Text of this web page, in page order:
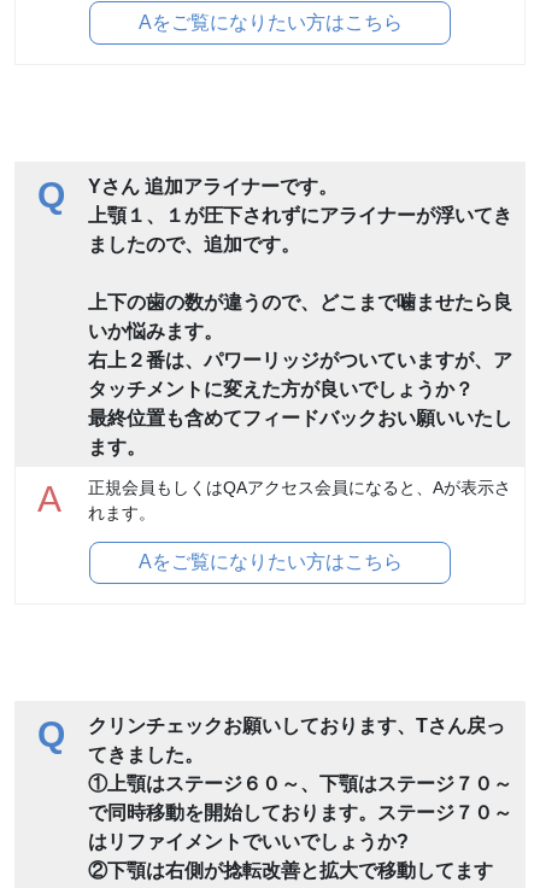
Aをご覧になりたい方はこちら
Q
Yさん 追加アライナーです。
上顎１、１が圧下されずにアライナーが浮いてき
ましたので、追加です。
上下の歯の数が違うので、どこまで噛ませたら良
いか悩みます。
右上２番は、パワーリッジがついていますが、ア
タッチメントに変えた方が良いでしょうか？
最終位置も含めてフィードバックおい願いいたし
ます。
A
正規会員もしくはQAアクセス会員になると、Aが表示さ
れます。
Aをご覧になりたい方はこちら
Q
クリンチェックお願いしております、Tさん戻っ
てきました。
①上顎はステージ６０～、下顎はステージ７０～
で同時移動を開始しております。ステージ７０～
はリファイメントでいいでしょうか?
②下顎は右側が捻転改善と拡大で移動してます